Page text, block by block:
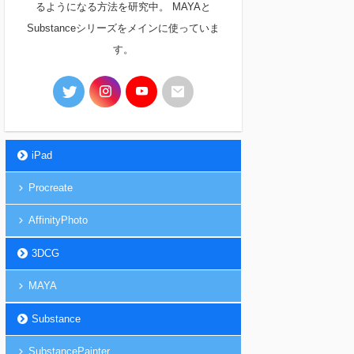
るようになる方法を研究中。 MAYAと
Substanceシリーズをメインに使っていま
す。
iPad
Procreate
AffinityPhoto
3DCG
MAYA
Substance
SubstancePainter